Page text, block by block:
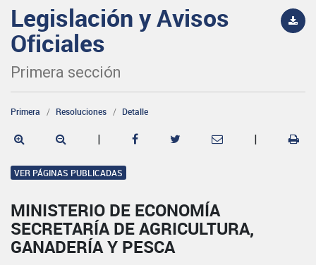
Legislación y Avisos
Oficiales
Primera sección
Primera Resoluciones Detalle
| |
VER PÁGINAS PUBLICADAS
MINISTERIO DE ECONOMÍA
SECRETARÍA DE AGRICULTURA,
GANADERÍA Y PESCA